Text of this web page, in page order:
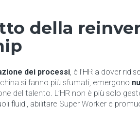
della
dei processi, è l’HR a dover
si fanno più sfumati, emergono
del talento. L’HR non è più solo
fluidi, abilitare Super Worker e